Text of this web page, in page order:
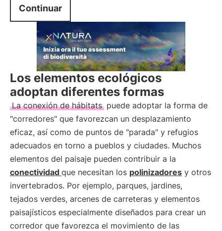
Continuar
Los elementos ecológicos
adoptan diferentes formas
La conexión de hábitats puede adoptar la forma de
"corredores" que favorezcan un desplazamiento
eficaz, así como de puntos de "parada" y refugios
adecuados en torno a pueblos y ciudades. Muchos
elementos del paisaje pueden contribuir a la
conectividad que necesitan los polinizadores y otros
invertebrados. Por ejemplo, parques, jardines,
tejados verdes, arcenes de carreteras y elementos
paisajísticos especialmente diseñados para crear un
corredor que favorezca el movimiento de las